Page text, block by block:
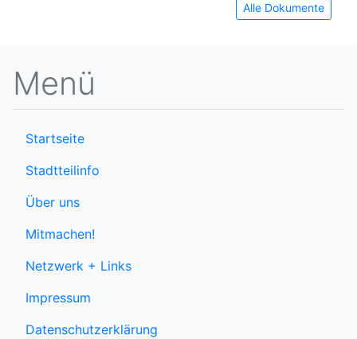
Alle Dokumente
Menü
Startseite
Stadtteilinfo
Über uns
Mitmachen!
Netzwerk + Links
Impressum
Datenschutzerklärung